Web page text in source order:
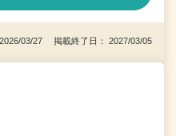
03/27 掲載終了日： 2027/03/05